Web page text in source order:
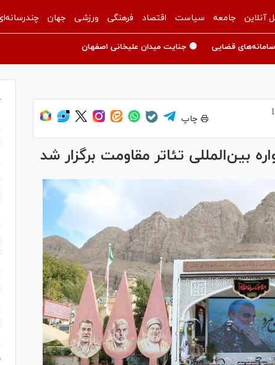
آنلاین جامعه سیاست اقتصاد فرهنگی ورزشی جهان
قضایی 🟡 جنایت میدان علیخانی اصفهان
چاپ
بین‌المللی تئاتر مقاومت برگزار شد